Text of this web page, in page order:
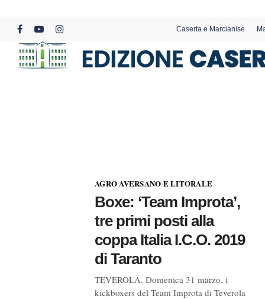
content
facebookyoutubeinstagram
Caserta e Marcianise
AGRO AVERSANO E LITORALE
Boxe: ‘Team Improta’,
tre primi posti alla
coppa Italia I.C.O. 2019
di Taranto
TEVEROLA. Domenica 31 marzo, i
kickboxers del Team Improta di Teverola